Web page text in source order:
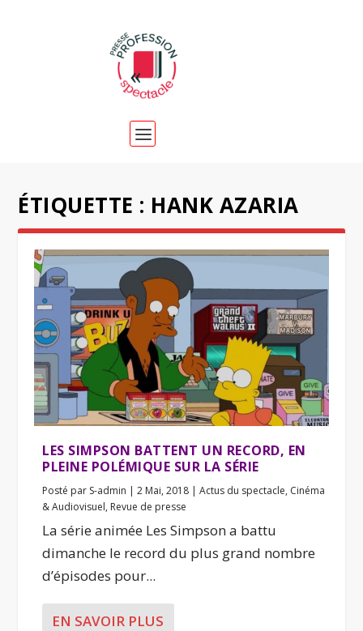
ÉTIQUETTE : HANK AZARIA
LES SIMPSON BATTENT UN RECORD, EN
PLEINE POLÉMIQUE SUR LA SÉRIE
Posté par S-admin |2 Mai, 2018 |Actus du spectacle, Cinéma
& Audiovisuel, Revue de presse
La série animée Les Simpson a battu
dimanche le record du plus grand nombre
d’épisodes pour...
EN SAVOIR PLUS